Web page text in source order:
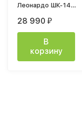
Леонардо ШК-14
бетон пайн светлый
графит
28 990 ₽
В
корзину